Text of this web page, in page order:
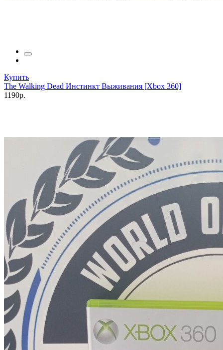
Купить
The Walking Dead Инстинкт Выживания [Xbox 360]
1190р.